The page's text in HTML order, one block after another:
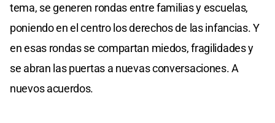
tema, se generen rondas entre familias y escuelas,
poniendo en el centro los derechos de las infancias. Y
en esas rondas se compartan miedos, fragilidades y
se abran las puertas a nuevas conversaciones. A
nuevos acuerdos.